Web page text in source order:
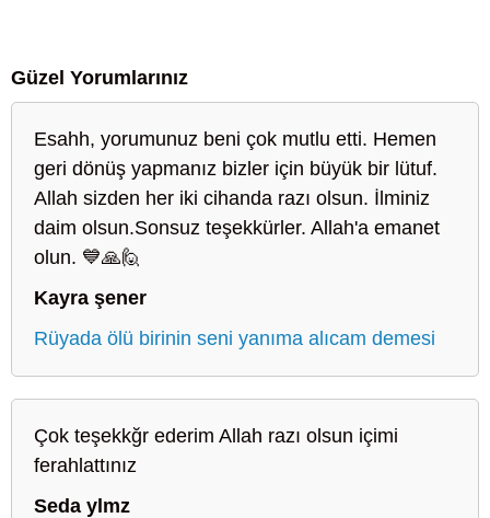
Güzel Yorumlarınız
Esahh, yorumunuz beni çok mutlu etti. Hemen
geri dönüş yapmanız bizler için büyük bir lütuf.
Allah sizden her iki cihanda razı olsun. İlminiz
daim olsun.Sonsuz teşekkürler. Allah'a emanet
olun. 💙🙏🙋
Kayra şener
Rüyada ölü birinin seni yanıma alıcam demesi
Çok teşekkğr ederim Allah razı olsun içimi
ferahlattınız
Seda ylmz